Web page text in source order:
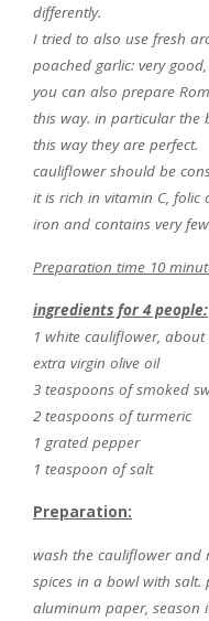
differently.
I tried to also use fresh
poached garlic: very
you can also prepare
this way. in particular the
this way they are perfect.
cauliflower should be
it is rich in vitamin C, folic
iron and contains very
Preparation time 10
ingredients for 4 people:
1 white cauliflower, about
extra virgin olive oil
3 teaspoons of smoked
2 teaspoons of turmeric
1 grated pepper
1 teaspoon of salt
Preparation:
wash the cauliflower and
spices in a bowl with
aluminum paper, season